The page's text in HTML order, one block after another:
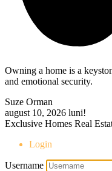
Owning a home is a
and emotional security.
Suze Orman
august 10, 2026 luni!
Exclusive Homes Real
Login
Username